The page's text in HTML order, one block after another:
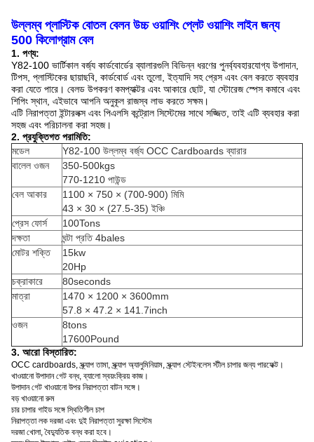
উল্লম্ব প্লাস্টিক বোতল বেলন উচ্চ ওয়াশিং প্লেট ওয়াশিং লাইন জন্য
500 কিলোগ্রাম বেল
1. পণ্য:
Y82-100 ভার্টিকাল বর্জ্য কার্ডবোর্ডের ব্যালারগুলি বিভিন্ন ধরণের পুনর্ব্যবহারযোগ্য উপাদান,
টিপস, প্লাস্টিকের ছায়াছবি, কার্ডবোর্ড এবং তুলো, ইত্যাদি সহ প্রেস এবং বেল করতে ব্যবহার
করা যেতে পারে। বেলড উপকরণ কমপ্যাক্টর এবং আকারে ছোট, যা স্টোরেজ স্পেস কমাবে এবং
শিপিং স্থান, এইভাবে আপনি অনুকূল রাজস্ব লাভ করতে সক্ষম।
এটি নিরাপত্তা ইন্টারলক্স এবং পিএলসি কন্ট্রোল সিস্টেমের সাথে সজ্জিত, তাই এটি ব্যবহার করা
সহজ এবং পরিচালনা করা সহজ।
2. প্রযুক্তিগত পরামিতি:
মডেল
Y82-100 উল্লম্ব বর্জ্য OCC Cardboards ব্যারার
বালেল ওজন
350-500kgs
770-1210 পাউন্ড
বেল আকার
1100 × 750 × (700-900) মিমি
43 × 30 × (27.5-35) ইঞ্চি
প্রেস ফোর্স
100Tons
দক্ষতা
ঘন্টা প্রতি 4bales
মোটর শক্তি
15kw
20Hp
চক্রাকারে
80seconds
মাত্রা
1470 × 1200 × 3600mm
57.8 × 47.2 × 141.7inch
ওজন
8tons
17600Pound
3. আরো বিস্তারিত:
OCC cardboards, স্ক্র্যাপ তামা, স্ক্র্যাপ অ্যালুমিনিয়াম, স্ক্র্যাপ স্টেইনলেস স্টীল চাপার জন্য পারফেক্ট।
খাওয়ানো উপাদান গেট বন্ধ, ব্যালো স্বয়ংক্রিয় কাজ।
উপাদান গেট খাওয়ানো উপর নিরাপত্তা বাটন সঙ্গে।
বড় খাওয়ানো রুম
চার চাপার গাইড সঙ্গে স্থিতিশীল চাপ
নিরাপত্তা লক দরজা এবং দুই নিরাপত্তা সুরক্ষা সিস্টেম
দরজা খোলা, বৈদ্যুতিক বন্ধ করা হবে।